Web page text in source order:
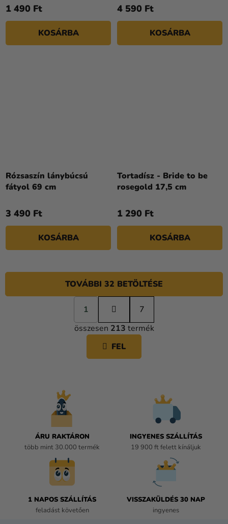
1 490 Ft
KOSÁRBA
4 590 Ft
KOSÁRBA
Rózsaszín lánybúcsú
fátyol 69 cm
3 490 Ft
KOSÁRBA
Tortadísz - Bride to be
rosegold 17,5 cm
1 290 Ft
KOSÁRBA
L
I
S
T
TOVÁBBI 32 BETÖLTÉSE
L
a
p
o
á
s
1
7
összesen 213 termék
FEL
ÁRU RAKTÁRON
több mint 30.000 termék
INGYENES SZÁLLÍTÁS
19 900 ft felett kínáljuk
1 NAPOS SZÁLLÍTÁS
feladást követően
VISSZAKÜLDÉS 30 NAP
ingyenes